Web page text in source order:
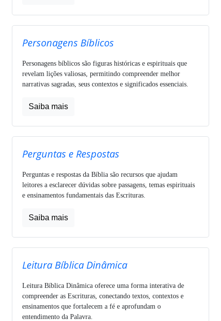
Personagens Bíblicos
Personagens bíblicos são figuras históricas e espirituais que
revelam lições valiosas, permitindo compreender melhor
narrativas sagradas, seus contextos e significados essenciais.
Saiba mais
Perguntas e Respostas
Perguntas e respostas da Bíblia são recursos que ajudam
leitores a esclarecer dúvidas sobre passagens, temas espirituais
e ensinamentos fundamentais das Escrituras.
Saiba mais
Leitura Bíblica Dinâmica
Leitura Bíblica Dinâmica oferece uma forma interativa de
compreender as Escrituras, conectando textos, contextos e
ensinamentos que fortalecem a fé e aprofundam o
entendimento da Palavra.